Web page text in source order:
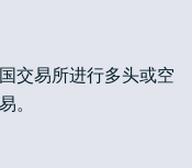
交易所进行多头或空
。